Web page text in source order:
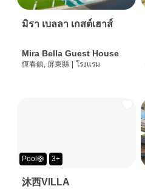
มิรา เบลลา เกสต์เฮาส์
Mira Bella Guest House
恆春鎮, 屏東縣 โรงแรม
Pool🛟 3+
沐西VILLA